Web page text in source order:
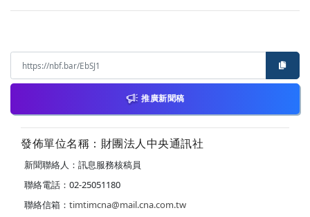
推廣新聞稿
發佈單位名稱：財團法人中央通訊社
新聞聯絡人：訊息服務核稿員
聯絡電話：02-25051180
聯絡信箱： timtimcna@mail.cna.com.tw